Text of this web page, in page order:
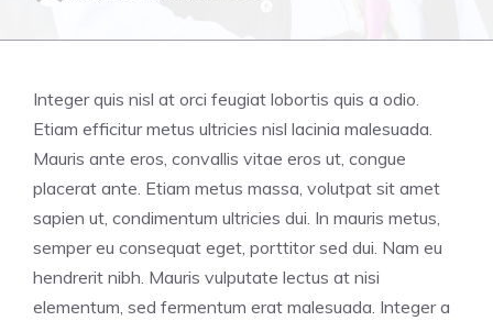
Integer quis nisl at orci feugiat lobortis quis a odio.
Etiam efficitur metus ultricies nisl lacinia malesuada.
Mauris ante eros, convallis vitae eros ut, congue
placerat ante. Etiam metus massa, volutpat sit amet
sapien ut, condimentum ultricies dui. In mauris metus,
semper eu consequat eget, porttitor sed dui. Nam eu
hendrerit nibh. Mauris vulputate lectus at nisi
elementum, sed fermentum erat malesuada. Integer a